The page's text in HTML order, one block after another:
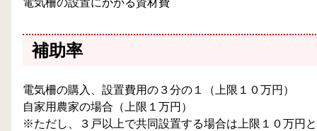
電気柵の設置にかかる資材費
補助率
電気柵の購入、設置費用の３分の１（上限１０万円）
自家用農家の場合（上限１万円）
※ただし、３戸以上で共同設置する場合は上限１０万円と